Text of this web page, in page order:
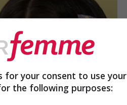
for your consent to use your
the following purposes: